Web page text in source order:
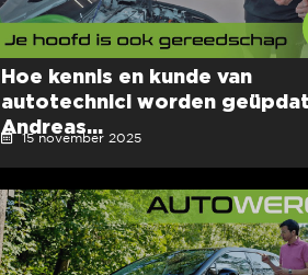
Hoe kennis en kunde van
autotechnici worden
Andreas...
15 november 2025